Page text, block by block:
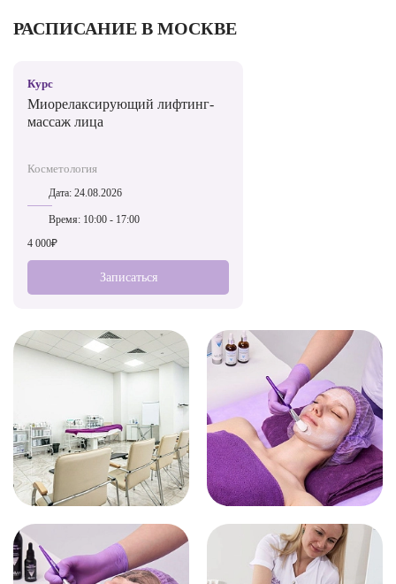
РАСПИСАНИЕ В МОСКВЕ
Курс
Миорелаксирующий лифтинг-
массаж лица
Косметология
Дата: 24.08.2026
Время: 10:00 - 17:00
4 000₽
Записаться